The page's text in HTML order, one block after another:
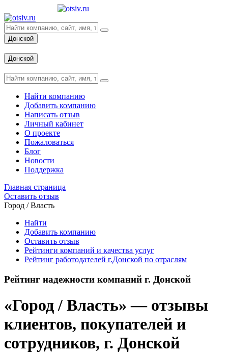
Донской
Донской
Найти компанию
Добавить компанию
Написать отзыв
Личный кабинет
О проекте
Пожаловаться
Блог
Новости
Поддержка
Главная страница
Оставить отзыв
Город / Власть
Найти
Добавить компанию
Оставить отзыв
Рейтинги компаний и качества услуг
Рейтинг работодателей г.Донской по отраслям
Рейтинг надежности компаний г. Донской
«Город / Власть» — отзывы
клиентов, покупателей и
сотрудников, г. Донской